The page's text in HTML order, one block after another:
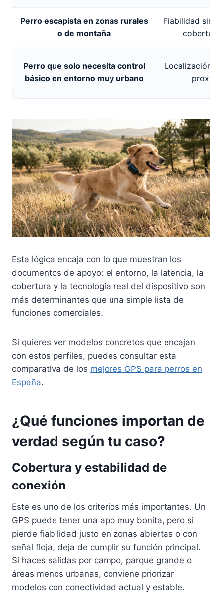
Perro escapista en zonas rurales
o de montaña
Fiabilidad sin
cobertura
Perro que solo necesita control
básico en entorno muy urbano
Localización
Esta lógica encaja con lo que muestran los
documentos de apoyo: el entorno, la latencia, la
cobertura y la tecnología real del dispositivo son
más determinantes que una simple lista de
funciones comerciales.
Si quieres ver modelos concretos que encajan
con estos perfiles, puedes consultar esta
comparativa de los mejores GPS para perros en
España.
¿Qué funciones importan de
verdad según tu caso?
Cobertura y estabilidad de
conexión
Este es uno de los criterios más importantes. Un
GPS puede tener una app muy bonita, pero si
pierde fiabilidad justo en zonas abiertas o con
señal floja, deja de cumplir su función principal.
Si haces salidas por campo, parque grande o
áreas menos urbanas, conviene priorizar
modelos con conectividad actual y estable.